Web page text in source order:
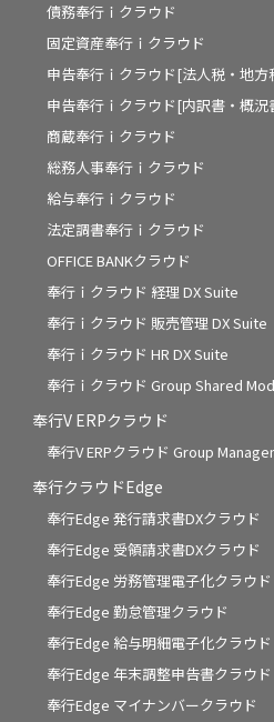
債務奉行ｉクラウド
固定資産奉行ｉクラウド
申告奉行ｉクラウド[法人税・地方
申告奉行ｉクラウド[内訳書・概況
商蔵奉行ｉクラウド
総務人事奉行ｉクラウド
給与奉行ｉクラウド
法定調書奉行ｉクラウド
OFFICE BANKクラウド
奉行ｉクラウド 経理 DX Suite
奉行ｉクラウド 販売管理 DX Suite
奉行ｉクラウド HR DX Suite
奉行ｉクラウド Group Shared
奉行V ERPクラウド
奉行V ERPクラウド Group
奉行クラウドEdge
奉行Edge 発行請求書DXクラウド
奉行Edge 受領請求書DXクラウド
奉行Edge 労務管理電子化クラウド
奉行Edge 勤怠管理クラウド
奉行Edge 給与明細電子化クラウド
奉行Edge 年末調整申告書クラウド
奉行Edge マイナンバークラウド